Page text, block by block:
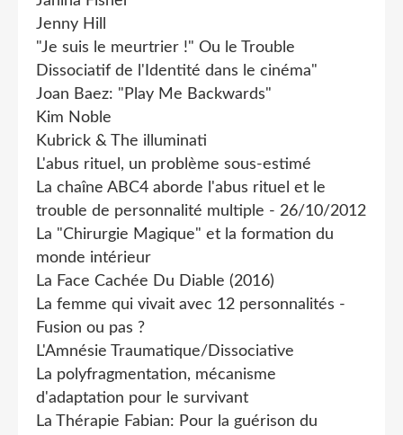
Jenny Hill
"Je suis le meurtrier !" Ou le Trouble
Dissociatif de l'Identité dans le cinéma"
Joan Baez: "Play Me Backwards"
Kim Noble
Kubrick & The illuminati
L'abus rituel, un problème sous-estimé
La chaîne ABC4 aborde l'abus rituel et le
trouble de personnalité multiple - 26/10/2012
La "Chirurgie Magique" et la formation du
monde intérieur
La Face Cachée Du Diable (2016)
La femme qui vivait avec 12 personnalités -
Fusion ou pas ?
L'Amnésie Traumatique/Dissociative
La polyfragmentation, mécanisme
d'adaptation pour le survivant
La Thérapie Fabian: Pour la guérison du